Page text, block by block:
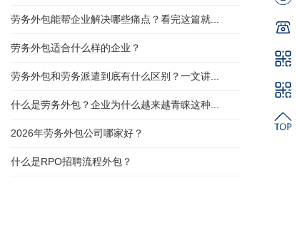
劳务外包能帮企业解决哪些痛点？看完这篇就...
劳务外包适合什么样的企业？
劳务外包和劳务派遣到底有什么区别？一文讲...
什么是劳务外包？企业为什么越来越青睐这种...
2026年劳务外包公司哪家好？
什么是RPO招聘流程外包？